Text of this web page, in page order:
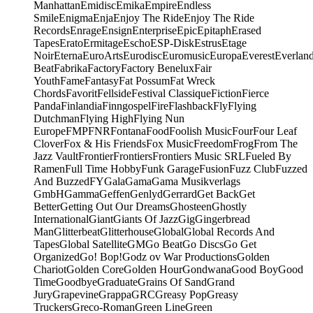
ManhattanEmidiscEmikaEmpireEndless
SmileEnigmaEnjaEnjoy The RideEnjoy The Ride
RecordsEnrageEnsignEnterpriseEpicEpitaphErased
TapesEratoErmitageEschoESP-DiskEstrusEtage
NoirEternaEuroArtsEurodiscEuromusicEuropaEverest
BeatFabrikaFactoryFactory BeneluxFair
YouthFameFantasyFat PossumFat Wreck
ChordsFavoritFellsideFestival ClassiqueFictionFierce
PandaFinlandiaFinngospelFireFlashbackFlyFlying
DutchmanFlying HighFlying Nun
EuropeFMPFNRFontanaFoodFoolish MusicFourFour Leaf
CloverFox & His FriendsFox MusicFreedomFrogFrom The
Jazz VaultFrontierFrontiersFrontiers Music SRLFueled By
RamenFull Time HobbyFunk GarageFusionFuzz ClubFuzzed
And BuzzedFYGalaGamaGama Musikverlags
GmbHGammaGeffenGenlydGerrardGet BackGet
BetterGetting Out Our DreamsGhosteenGhostly
InternationalGiantGiants Of JazzGigGingerbread
ManGlitterbeatGlitterhouseGlobalGlobal Records And
TapesGlobal SatelliteGMGo BeatGo DiscsGo Get
OrganizedGo! Bop!Godz ov War ProductionsGolden
ChariotGolden CoreGolden HourGondwanaGood BoyGood
TimeGoodbyeGraduateGrains Of SandGrand
JuryGrapevineGrappaGRCGreasy PopGreasy
TruckersGreco-RomanGreen LineGreen